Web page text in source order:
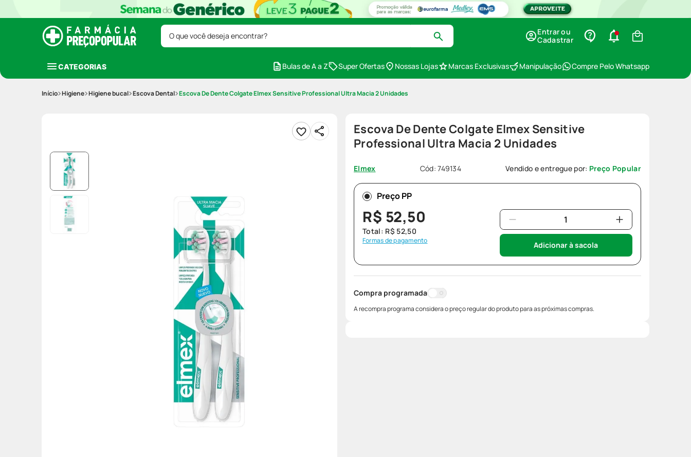
O que você deseja encontrar?
Entrar ou
Cadastrar
CATEGORIAS Bulas de A a Z Super Ofertas Nossas Lojas Marcas Exclusivas Manipulação Compre Pelo Whatsapp
Higiene Higiene bucal Escova Dental Escova De Dente Colgate Elmex Sensitive Professional Ultra Macia 2 Unidades
Escova De Dente Colgate Elmex Sensitive
Professional Ultra Macia 2 Unidades
Elmex Cód:749134 Vendido e entregue por: Preço Popular
Preço PP
R$ 52,50
Total: R$ 52,50
Formas de pagamento Adicionar à sacola
Compra programada
A recompra programa considera o preço regular do produto para as próximas compras.